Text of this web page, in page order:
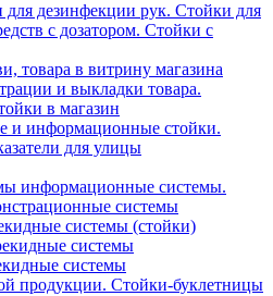
дезинфекции рук. Стойки для
с дозатором. Стойки с
товара в витрину магазина
и выкладки товара.
в магазин
и информационные стойки.
для улицы
информационные системы.
системы
системы (стойки)
системы
системы
продукции. Стойки-буклетницы